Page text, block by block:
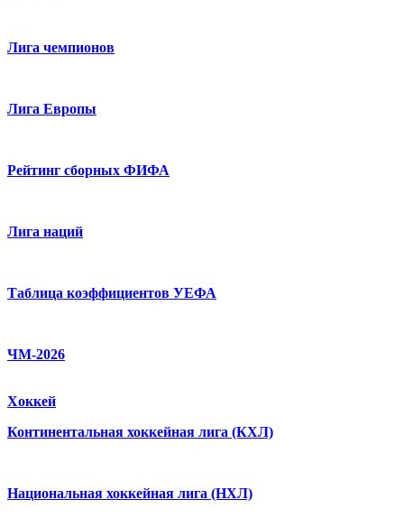
Лига чемпионов
Лига Европы
Рейтинг сборных ФИФА
Лига наций
Таблица коэффициентов УЕФА
ЧМ-2026
Хоккей
Континентальная хоккейная лига (КХЛ)
Национальная хоккейная лига (НХЛ)